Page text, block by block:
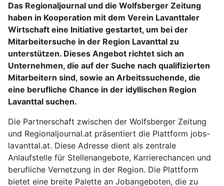
Das Regionaljournal und die Wolfsberger Zeitung
haben in Kooperation mit dem Verein Lavanttaler
Wirtschaft eine Initiative gestartet, um bei der
Mitarbeitersuche in der Region Lavanttal zu
unterstützen. Dieses Angebot richtet sich an
Unternehmen, die auf der Suche nach qualifizierten
Mitarbeitern sind, sowie an Arbeitssuchende, die
eine berufliche Chance in der idyllischen Region
Lavanttal suchen.
Die Partnerschaft zwischen der Wolfsberger Zeitung
und Regionaljournal.at präsentiert die Plattform jobs-
lavanttal.at. Diese Adresse dient als zentrale
Anlaufstelle für Stellenangebote, Karrierechancen und
berufliche Vernetzung in der Region. Die Plattform
bietet eine breite Palette an Jobangeboten, die zu